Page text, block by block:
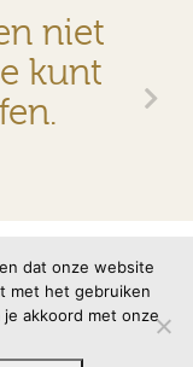
niet
kunt
Privacyverklaring
Site doormemento
dat onze website
met het gebruiken
akkoord met onze